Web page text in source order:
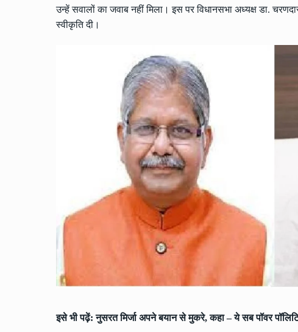
उन्हें सवालों का जवाब नहीं मिला। इस पर विधानसभा अध्यक्ष डा.
स्वीकृति दी।
इसे भी पढ़ें:नुसरत मिर्जा अपने बयान से मुकरे, कहा – ये सब पॉवर